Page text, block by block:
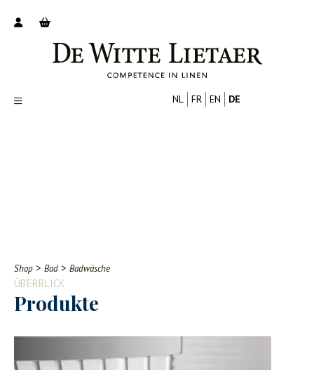
Contact
NL FR EN DE
Shop > Bad > Badwäsche
ÜBERBLICK
Produkte